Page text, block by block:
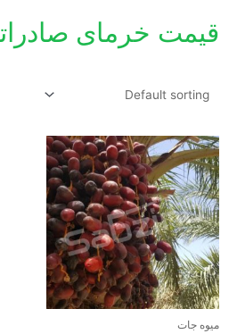
قیمت خرمای
میوه جات